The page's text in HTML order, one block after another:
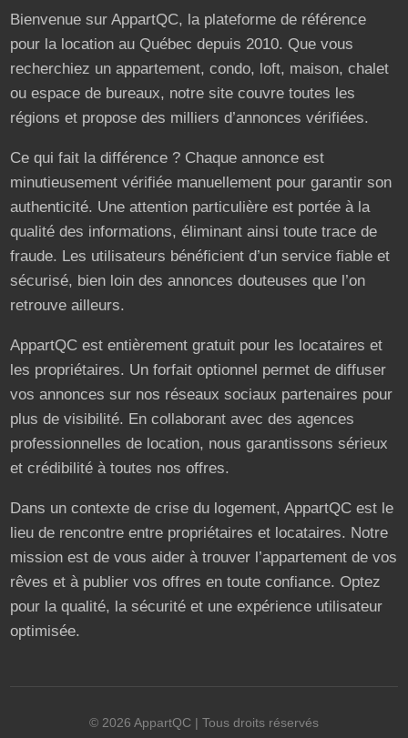
Bienvenue sur AppartQC, la plateforme de référence
pour la location au Québec depuis 2010. Que vous
recherchiez un appartement, condo, loft, maison, chalet
ou espace de bureaux, notre site couvre toutes les
régions et propose des milliers d’annonces vérifiées.
Ce qui fait la différence ? Chaque annonce est
minutieusement vérifiée manuellement pour garantir son
authenticité. Une attention particulière est portée à la
qualité des informations, éliminant ainsi toute trace de
fraude. Les utilisateurs bénéficient d’un service fiable et
sécurisé, bien loin des annonces douteuses que l’on
retrouve ailleurs.
AppartQC est entièrement gratuit pour les locataires et
les propriétaires. Un forfait optionnel permet de diffuser
vos annonces sur nos réseaux sociaux partenaires pour
plus de visibilité. En collaborant avec des agences
professionnelles de location, nous garantissons sérieux
et crédibilité à toutes nos offres.
Dans un contexte de crise du logement, AppartQC est le
lieu de rencontre entre propriétaires et locataires. Notre
mission est de vous aider à trouver l’appartement de vos
rêves et à publier vos offres en toute confiance. Optez
pour la qualité, la sécurité et une expérience utilisateur
optimisée.
© 2026 AppartQC | Tous droits réservés